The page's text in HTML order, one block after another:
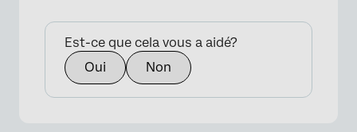
Est-ce que cela vous a aidé?
Oui
Non